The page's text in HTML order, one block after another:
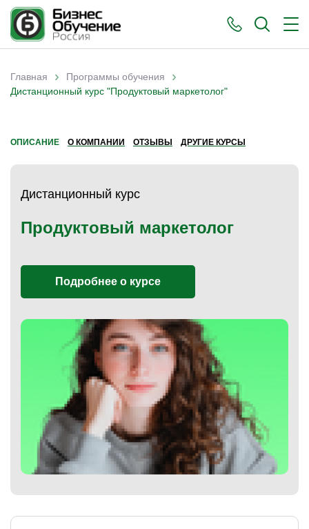
Вы здесь
Главная › Программы обучения ›
Дистанционный курс "Продуктовый маркетолог"
ОПИСАНИЕ О КОМПАНИИ ОТЗЫВЫ ДРУГИЕ КУРСЫ
Дистанционный курс
Продуктовый маркетолог
Подробнее о курсе